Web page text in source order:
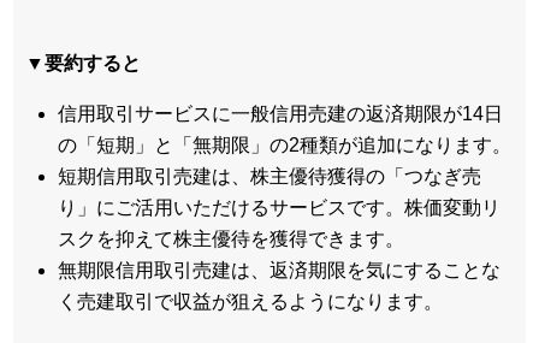
▼要約すると
信用取引サービスに一般信用売建の返済期限が14日
の「短期」と「無期限」の2種類が追加になります。
短期信用取引売建は、株主優待獲得の「つなぎ売
り」にご活用いただけるサービスです。株価変動リ
スクを抑えて株主優待を獲得できます。
無期限信用取引売建は、返済期限を気にすることな
く売建取引で収益が狙えるようになります。